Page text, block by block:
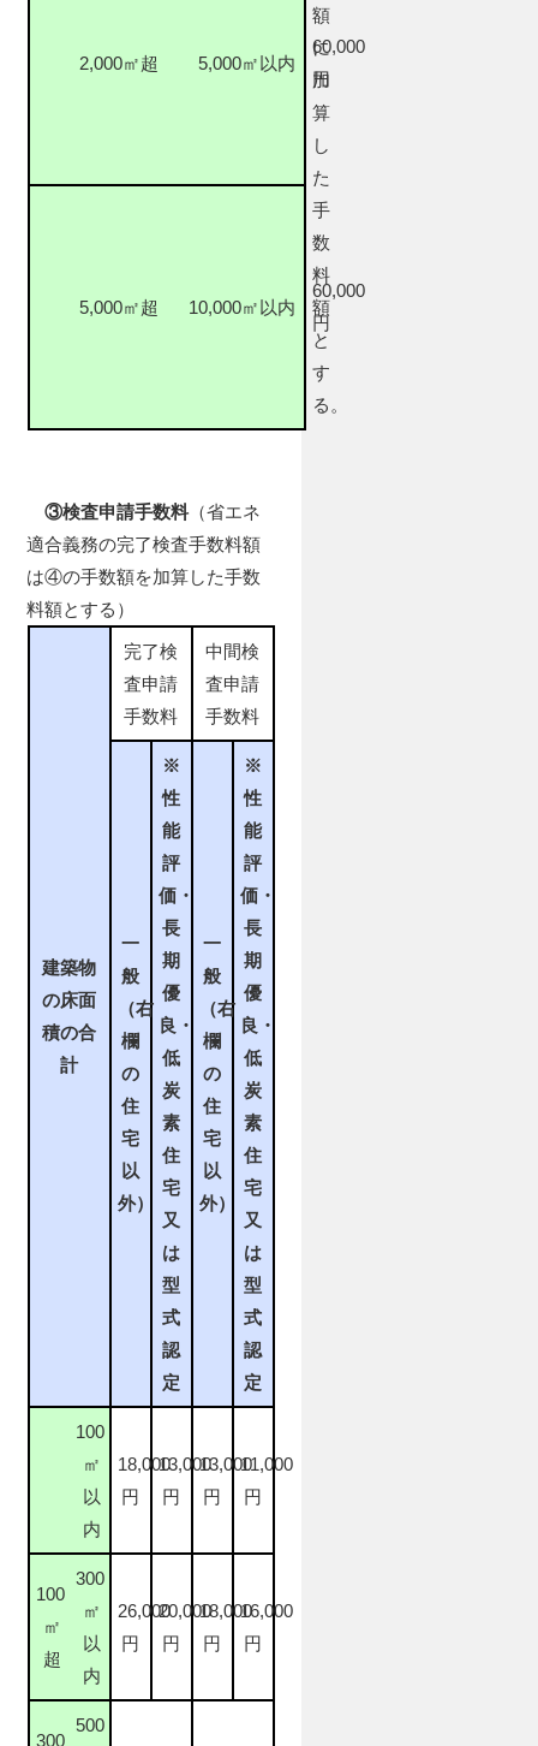
額
に
加
算
し
た
手
数
料
額
と
す
る。
2,000㎡超 5,000㎡以内
60,000
円
5,000㎡超 10,000㎡以内
60,000
円
③検査申請手数料 （省エネ
適合義務の完了検査手数料額
は④の手数額を加算した手数
料額とする）
建築物
の床面
積の合
計
完了検
査申請
手数料
中間検
査申請
手数料
一
般
（右
欄
の
住
宅
以
外）
※
性
能
評
価・
長
期
優
良・
低
炭
素
住
宅
又
は
型
式
認
定
一
般
（右
欄
の
住
宅
以
外）
※
性
能
評
価・
長
期
優
良・
低
炭
素
住
宅
又
は
型
式
認
定
100
㎡
以
内
18,000
円
13,000
円
13,000
円
11,000
円
100
㎡
超
300
㎡
以
内
26,000
円
20,000
円
18,000
円
16,000
円
300
500